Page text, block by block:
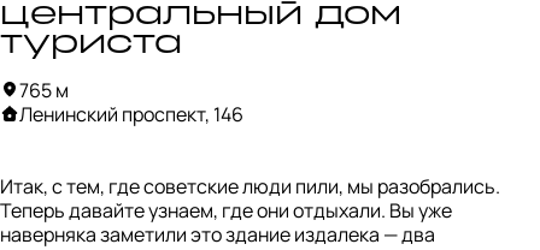
Клиенты были всевозможными: и рабочий класс, и
интеллигенция, и криминальные круги, и просто любители
тусовок. Рассказывают, что пиво в «Ракушке» подавали не
разбавленным и здесь можно было отведать даже
настоящего чешского. На закуску - креветки и раки.
«Хромая судьба».
Позднее в стенах «Ракушки» пробовали работать другие
центральный дом
туриста
765 м
Ленинский проспект, 146
Итак, с тем, где советские люди пили, мы разобрались.
Теперь давайте узнаем, где они отдыхали. Вы уже
наверняка заметили это здание издалека — два